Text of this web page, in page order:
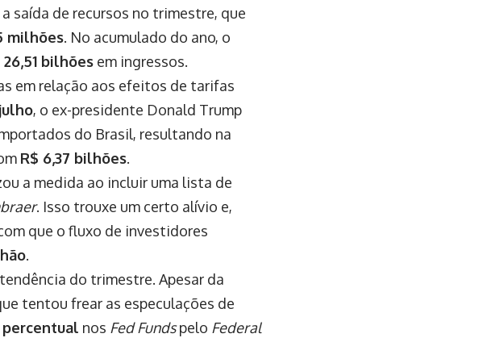
saída de recursos no trimestre, que
milhões. No acumulado do ano, o
26,51 bilhões em ingressos.
em relação aos efeitos de tarifas
, o ex-presidente Donald Trump
do Brasil, resultando na
R$ 6,37 bilhões.
a medida ao incluir uma lista de
. Isso trouxe um certo alívio e,
que o fluxo de investidores
.
do trimestre. Apesar da
tentou frear as especulações de
nos Fed Fundspelo Federal